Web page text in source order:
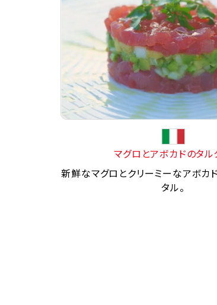
マグロとアボカドのタル
新鮮なマグロとクリーミーなアボカ
タル。